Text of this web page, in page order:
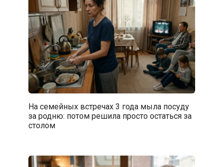
На семейных встречах 3 года мыла посуду
за родню: потом решила просто остаться за
столом